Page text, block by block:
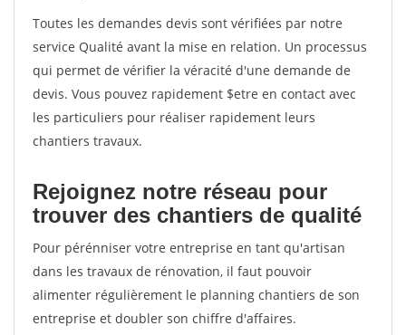
Toutes les demandes devis sont vérifiées par notre
service Qualité avant la mise en relation. Un processus
qui permet de vérifier la véracité d'une demande de
devis. Vous pouvez rapidement $etre en contact avec
les particuliers pour réaliser rapidement leurs
chantiers travaux.
Rejoignez notre réseau pour
trouver des chantiers de qualité
Pour pérénniser votre entreprise en tant qu'artisan
dans les travaux de rénovation, il faut pouvoir
alimenter régulièrement le planning chantiers de son
entreprise et doubler son chiffre d'affaires.